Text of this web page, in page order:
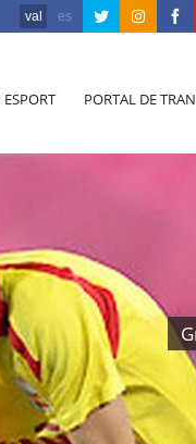
val es
PORTAL DE